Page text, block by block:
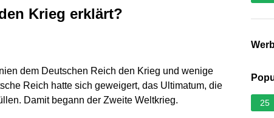
Krieg erklärt?
dem Deutschen Reich den Krieg und wenige
Reich hatte sich geweigert, das Ultimatum, die
Damit begann der Zweite Weltkrieg.
25